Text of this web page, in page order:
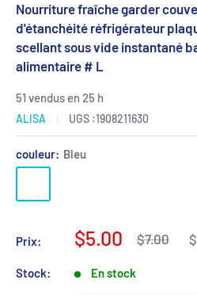
Nourriture fraîche garder
d'étanchéité réfrigérateur
scellant sous vide instantané
alimentaire # L
51 vendus en 25 h
ALISA UGS :1908211630
couleur: Bleu
Prix:
Prix
vente
$5.00
Prix
$7.00
Stock: En stock